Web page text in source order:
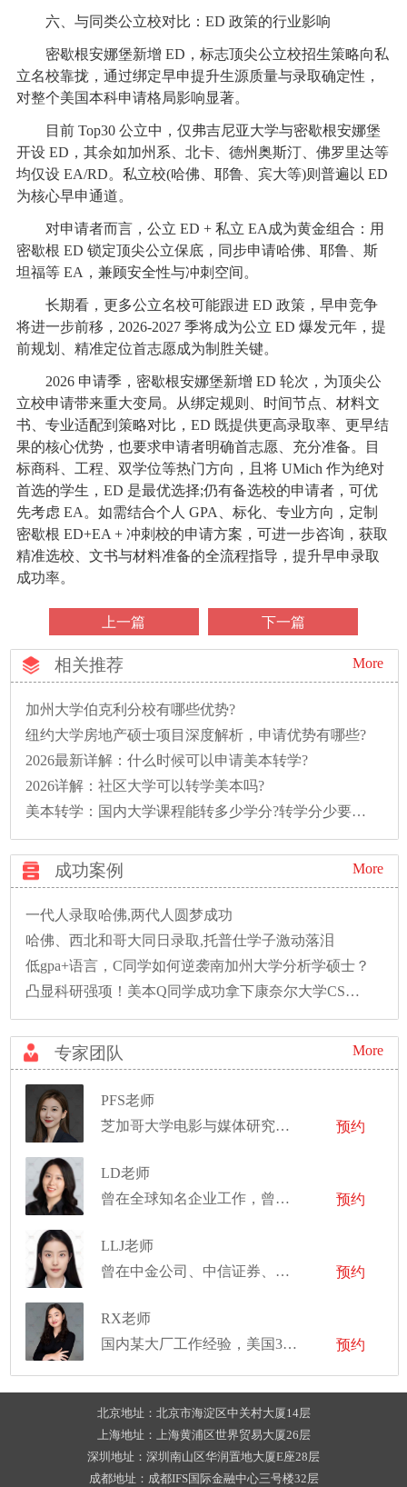
六、与同类公立校对比：ED 政策的行业影响
密歇根安娜堡新增 ED，标志顶尖公立校招生策略向私
立名校靠拢，通过绑定早申提升生源质量与录取确定性，
对整个美国本科申请格局影响显著。
目前 Top30 公立中，仅弗吉尼亚大学与密歇根安娜堡
开设 ED，其余如加州系、北卡、德州奥斯汀、佛罗里达等
均仅设 EA/RD。私立校(哈佛、耶鲁、宾大等)则普遍以 ED
为核心早申通道。
对申请者而言，公立 ED + 私立 EA成为黄金组合：用
密歇根 ED 锁定顶尖公立保底，同步申请哈佛、耶鲁、斯
坦福等 EA，兼顾安全性与冲刺空间。
长期看，更多公立名校可能跟进 ED 政策，早申竞争
将进一步前移，2026-2027 季将成为公立 ED 爆发元年，提
前规划、精准定位首志愿成为制胜关键。
2026 申请季，密歇根安娜堡新增 ED 轮次，为顶尖公
立校申请带来重大变局。从绑定规则、时间节点、材料文
书、专业适配到策略对比，ED 既提供更高录取率、更早结
果的核心优势，也要求申请者明确首志愿、充分准备。目
标商科、工程、双学位等热门方向，且将 UMich 作为绝对
首选的学生，ED 是最优选择;仍有备选校的申请者，可优
先考虑 EA。如需结合个人 GPA、标化、专业方向，定制
密歇根 ED+EA + 冲刺校的申请方案，可进一步咨询，获取
精准选校、文书与材料准备的全流程指导，提升早申录取
成功率。
上一篇 下一篇
相关推荐 More
加州大学伯克利分校有哪些优势?
纽约大学房地产硕士项目深度解析，申请优势有哪些?
2026最新详解：什么时候可以申请美本转学?
2026详解：社区大学可以转学美本吗?
美本转学：国内大学课程能转多少学分?转学分少要多读一年怎么办?
成功案例 More
一代人录取哈佛,两代人圆梦成功
哈佛、西北和哥大同日录取,托普仕学子激动落泪
低gpa+语言，C同学如何逆袭南加州大学分析学硕士？
凸显科研强项！美本Q同学成功拿下康奈尔大学CS硕士录取！
专家团队 More
PFS老师
芝加哥大学电影与媒体研究硕士
预约
LD老师
曾在全球知名企业工作，曾是导演和音乐制作人
预约
LLJ老师
曾在中金公司、中信证券、中信建投证券、华泰证券、易方达基金等实习
预约
RX老师
国内某大厂工作经验，美国3段mpp/mpa实习经历，曾于联合国亚太总部实习
预约
北京地址：北京市海淀区中关村大厦14层
上海地址：上海黄浦区世界贸易大厦26层
深圳地址：深圳南山区华润置地大厦E座28层
成都地址：成都IFS国际金融中心三号楼32层